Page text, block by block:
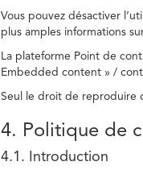
Vous pouvez désactiver
plus amples informations
La plateforme Point de
Embedded content » /
Seul le droit de reproduire
4. Politique de
4.1. Introduction